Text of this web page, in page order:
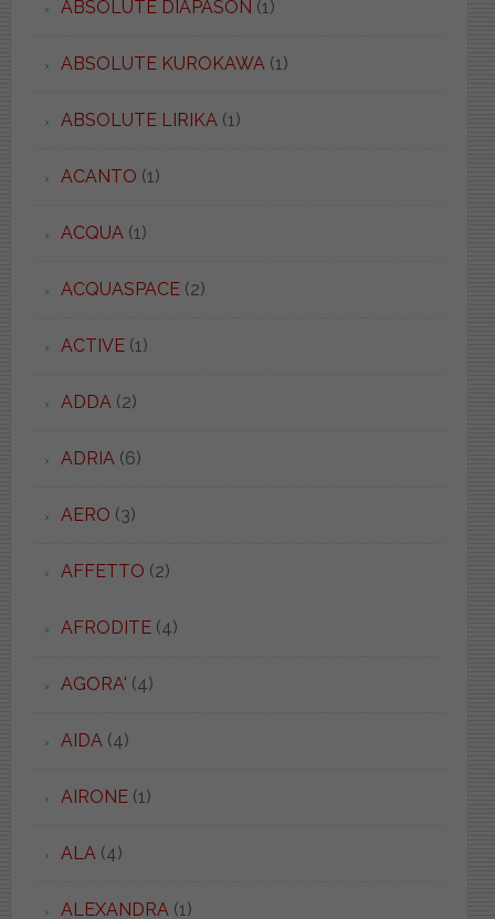
ABSOLUTE DIAPASON (1)
ABSOLUTE KUROKAWA(1)
ABSOLUTE LIRIKA(1)
ACANTO (1)
ACQUA(1)
ACQUASPACE(2)
ACTIVE(1)
ADDA(2)
ADRIA(6)
AERO (3)
AFFETTO (2)
AFRODITE(4)
AGORA' (4)
AIDA(4)
AIRONE(1)
ALA(4)
ALEXANDRA(1)